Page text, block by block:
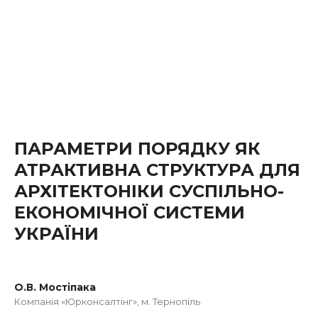
ПАРАМЕТРИ ПОРЯДКУ ЯК
АТРАКТИВНА СТРУКТУРА ДЛЯ
АРХІТЕКТОНІКИ СУСПІЛЬНО-
ЕКОНОМІЧНОЇ СИСТЕМИ
УКРАЇНИ
О.В. Мостіпака
Компанія «Юрконсалтінг», м. Тернопіль